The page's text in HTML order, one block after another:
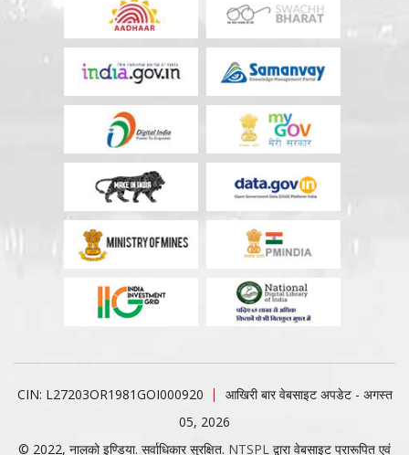
CIN: L27203OR1981GOI000920
आखिरी बार वेबसाइट अपडेट - अगस्त
05, 2026
© 2022, नालको इण्डिया. सर्वाधिकार सुरक्षित. NTSPL द्वारा वेबसाइट प्रारूपित एवं